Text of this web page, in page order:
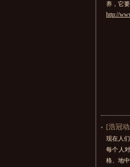
养，它
http://
[浩冠
现在人
每个人
格、地